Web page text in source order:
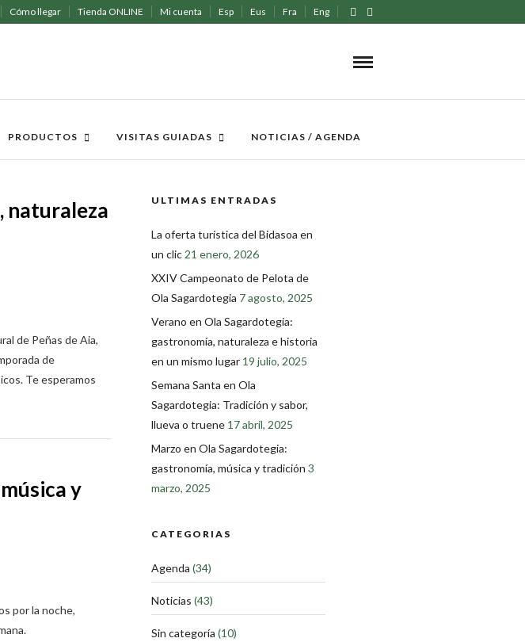
Cómo llegar Tienda ONLINE Mi cuenta Esp Eus Fra Eng
PRODUCTOS VISITAS GUIADAS NOTICIAS / AGENDA
naturaleza
de Peñas de Aia,
de
Te esperamos
y
por la noche,
ULTIMAS ENTRADAS
La oferta turística del Bidasoa en
un clic 21 enero, 2026
XXIV Campeonato de Pelota de
Ola Sagardotegia 7 agosto, 2025
Verano en Ola Sagardotegia:
gastronomía, naturaleza e historia
en un mismo lugar 19 julio, 2025
Semana Santa en Ola
Sagardotegia: Tradición y sabor,
llueva o truene 17 abril, 2025
Marzo en Ola Sagardotegia:
gastronomía, música y tradición 3
marzo, 2025
CATEGORIAS
Agenda (34)
Noticias (43)
Sin categoría (10)